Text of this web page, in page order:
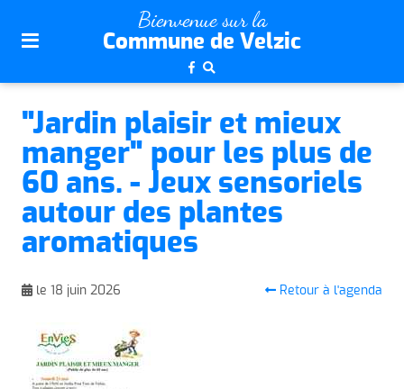
site
aller
menu
aller au
contenu
Bienvenue sur la
Commune de Velzic
"Jardin plaisir et mieux
manger" pour les plus de
60 ans. - Jeux sensoriels
autour des plantes
aromatiques
le 18 juin 2026 Retour à l'agenda